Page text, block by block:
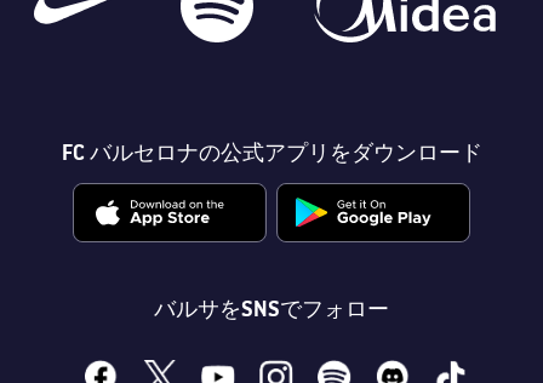
FC バルセロナの公式アプリをダウンロード
バルサをSNSでフォロー
facebook
x youtubeinstagramspotify discord tiktok